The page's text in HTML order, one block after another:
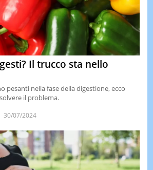
Il trucco sta nello
pesanti nella fase della digestione, ecco
il problema.
30/07/2024